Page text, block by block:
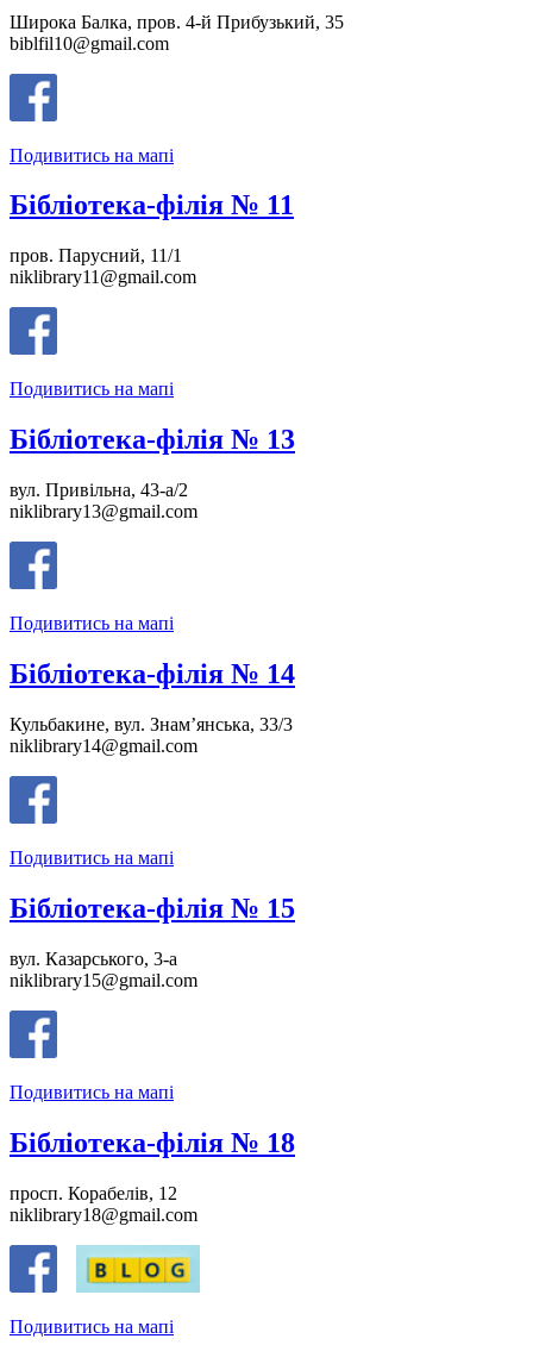
Широка Балка, пров. 4-й Прибузький, 35
biblfil10@gmail.com
Подивитись на мапі
Бібліотека-філія № 11
пров. Парусний, 11/1
niklibrary11@gmail.com
Подивитись на мапі
Бібліотека-філія № 13
вул. Привільна, 43-а/2
niklibrary13@gmail.com
Подивитись на мапі
Бібліотека-філія № 14
Кульбакине, вул. Знам’янська, 33/3
niklibrary14@gmail.com
Подивитись на мапі
Бібліотека-філія № 15
вул. Казарського, 3-а
niklibrary15@gmail.com
Подивитись на мапі
Бібліотека-філія № 18
просп. Корабелів, 12
niklibrary18@gmail.com
Подивитись на мапі